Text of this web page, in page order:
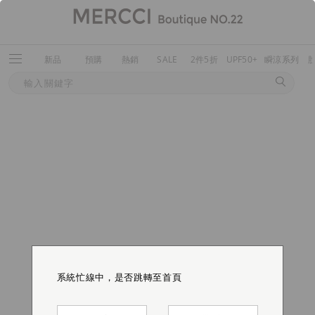
新品 預購 熱銷 SALE 2件5折 UPF50+ 瞬涼系列
系統忙線中，是否跳轉至首頁
系統忙線中，是否跳轉至首頁
系統忙線中，是否跳轉至首頁
系統忙線中，是否跳轉至首頁
系統忙線中，是否跳轉至首頁